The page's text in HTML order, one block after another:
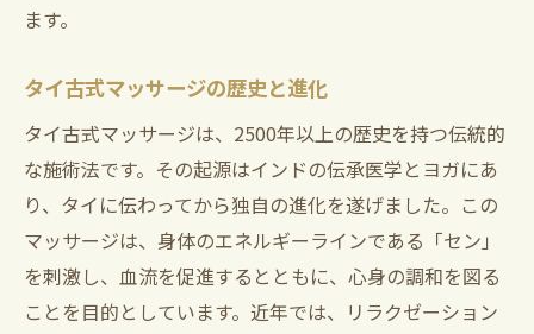
初めての施術でも安心のサポート体制
口コミで評判の施術体験
杉並区の特色を活かした施術内容
地域特有のサービスと魅力
心と体をリフレッシュするタイ古式マッサージ
の魅力
ます。
タイ古式マッサージの歴史と進化
タイ古式マッサージは、2500年以上の歴史を持つ伝統的
な施術法です。その起源はインドの伝承医学とヨガにあ
り、タイに伝わってから独自の進化を遂げました。この
マッサージは、身体のエネルギーラインである「セン」
を刺激し、血流を促進するとともに、心身の調和を図る
ことを目的としています。近年では、リラクゼーション